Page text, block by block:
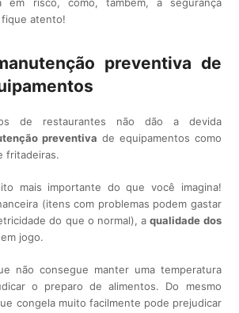
atento!
preventiva de
de restaurantes não dão a devida
preventiva de equipamentos como
fritadeiras.
mais importante do que você imagina!
(itens com problemas podem gastar
do que o normal), aqualidade dos
jogo.
não consegue manter uma temperatura
o preparo de alimentos. Do mesmo
congela muito facilmente pode prejudicar